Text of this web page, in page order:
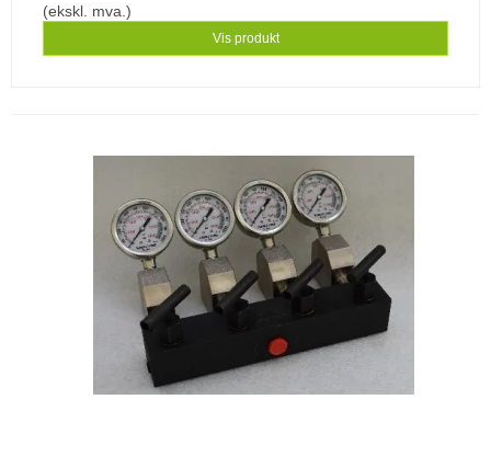
(ekskl. mva.)
Vis produkt